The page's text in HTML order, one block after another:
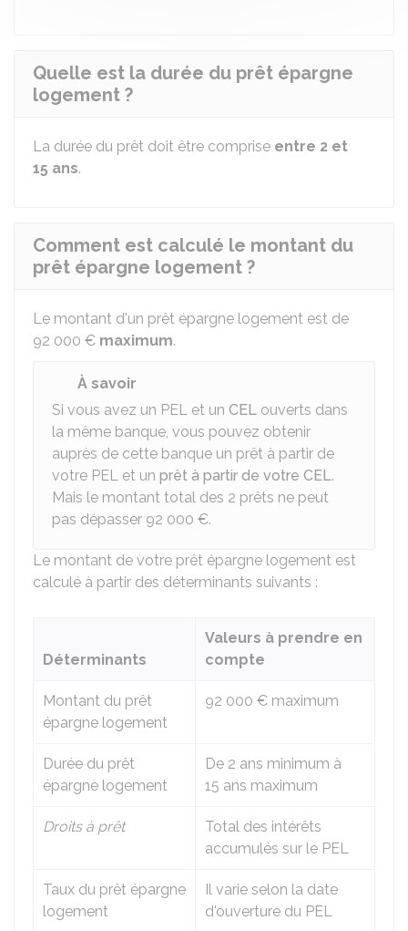
Quelle est la durée du prêt épargne
logement ?
La durée du prêt doit être comprise entre 2 et
15 ans.
Comment est calculé le montant du
prêt épargne logement ?
Le montant d'un prêt épargne logement est de
92 000 € maximum.
À savoir
Si vous avez un PEL et un CEL ouverts dans
la même banque, vous pouvez obtenir
auprès de cette banque un prêt à partir de
votre PEL et un prêt à partir de votre CEL.
Mais le montant total des 2 prêts ne peut
pas dépasser 92 000 €.
Le montant de votre prêt épargne logement est
calculé à partir des déterminants suivants :
Déterminants
Valeurs à prendre en
compte
Montant du prêt
épargne logement
92 000 € maximum
Durée du prêt
épargne logement
De 2 ans minimum à
15 ans maximum
Droits à prêt
Total des intérêts
accumulés sur le PEL
Taux du prêt épargne
logement
Il varie selon la date
d'ouverture du PEL